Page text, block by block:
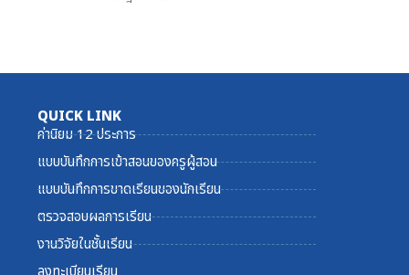
QUICK LINK
ค่านิยม 12 ประการ
แบบบันทึกการเข้าสอนของครูผู้สอน
แบบบันทึกการขาดเรียนของนักเรียน
ตรวจสอบผลการเรียน
งานวิจัยในชั้นเรียน